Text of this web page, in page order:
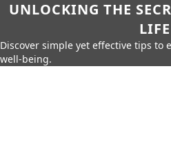
UNLOCKING THE
LIFE
Discover simple yet effective tips to
well-being.